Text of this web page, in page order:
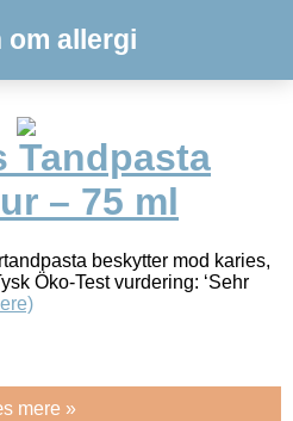
om allergi
Tandpasta
– 75 ml
beskytter mod karies,
Öko-Test vurdering: ‘Sehr
mere »